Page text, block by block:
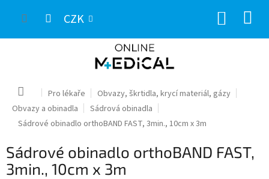
CZK
Domů Pro lékaře
Obvazy, škrtidla, krycí materiál, gázy
Obvazy a obinadla
Sádrová obinadla
Sádrové obinadlo orthoBAND FAST, 3min., 10cm x 3m
Sádrové obinadlo orthoBAND FAST,
3min., 10cm x 3m